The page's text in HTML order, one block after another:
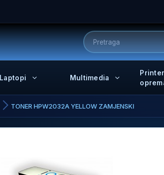
Laptopi Multimedia
TONER HPW2032A YELLOW ZAMJENSKI